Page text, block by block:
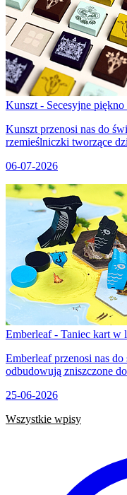
Kunszt - Secesyjne piękno
Kunszt przenosi nas do
rzemieślniczki tworzące
06-07-2026
Emberleaf - Taniec kart w
Emberleaf przenosi nas
odbudowują zniszczone
25-06-2026
Wszystkie wpisy